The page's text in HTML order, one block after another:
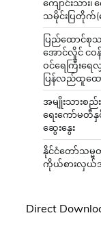
ကျောင်းသား၊
သမိုင်းပြတိုက်
ပြည်ထောင်စုသ
အောင်လှိုင် ငဝန်
ဝင်ရေကြီးရ
ပြန်လည်ထူထ
အမျိုးသားစည်
ရေးကော်မတီနှ
ဆွေးနွေး
နိုင်ငံတော်သမ္မ
ကိုယ်စားလှယ်အ
Direct